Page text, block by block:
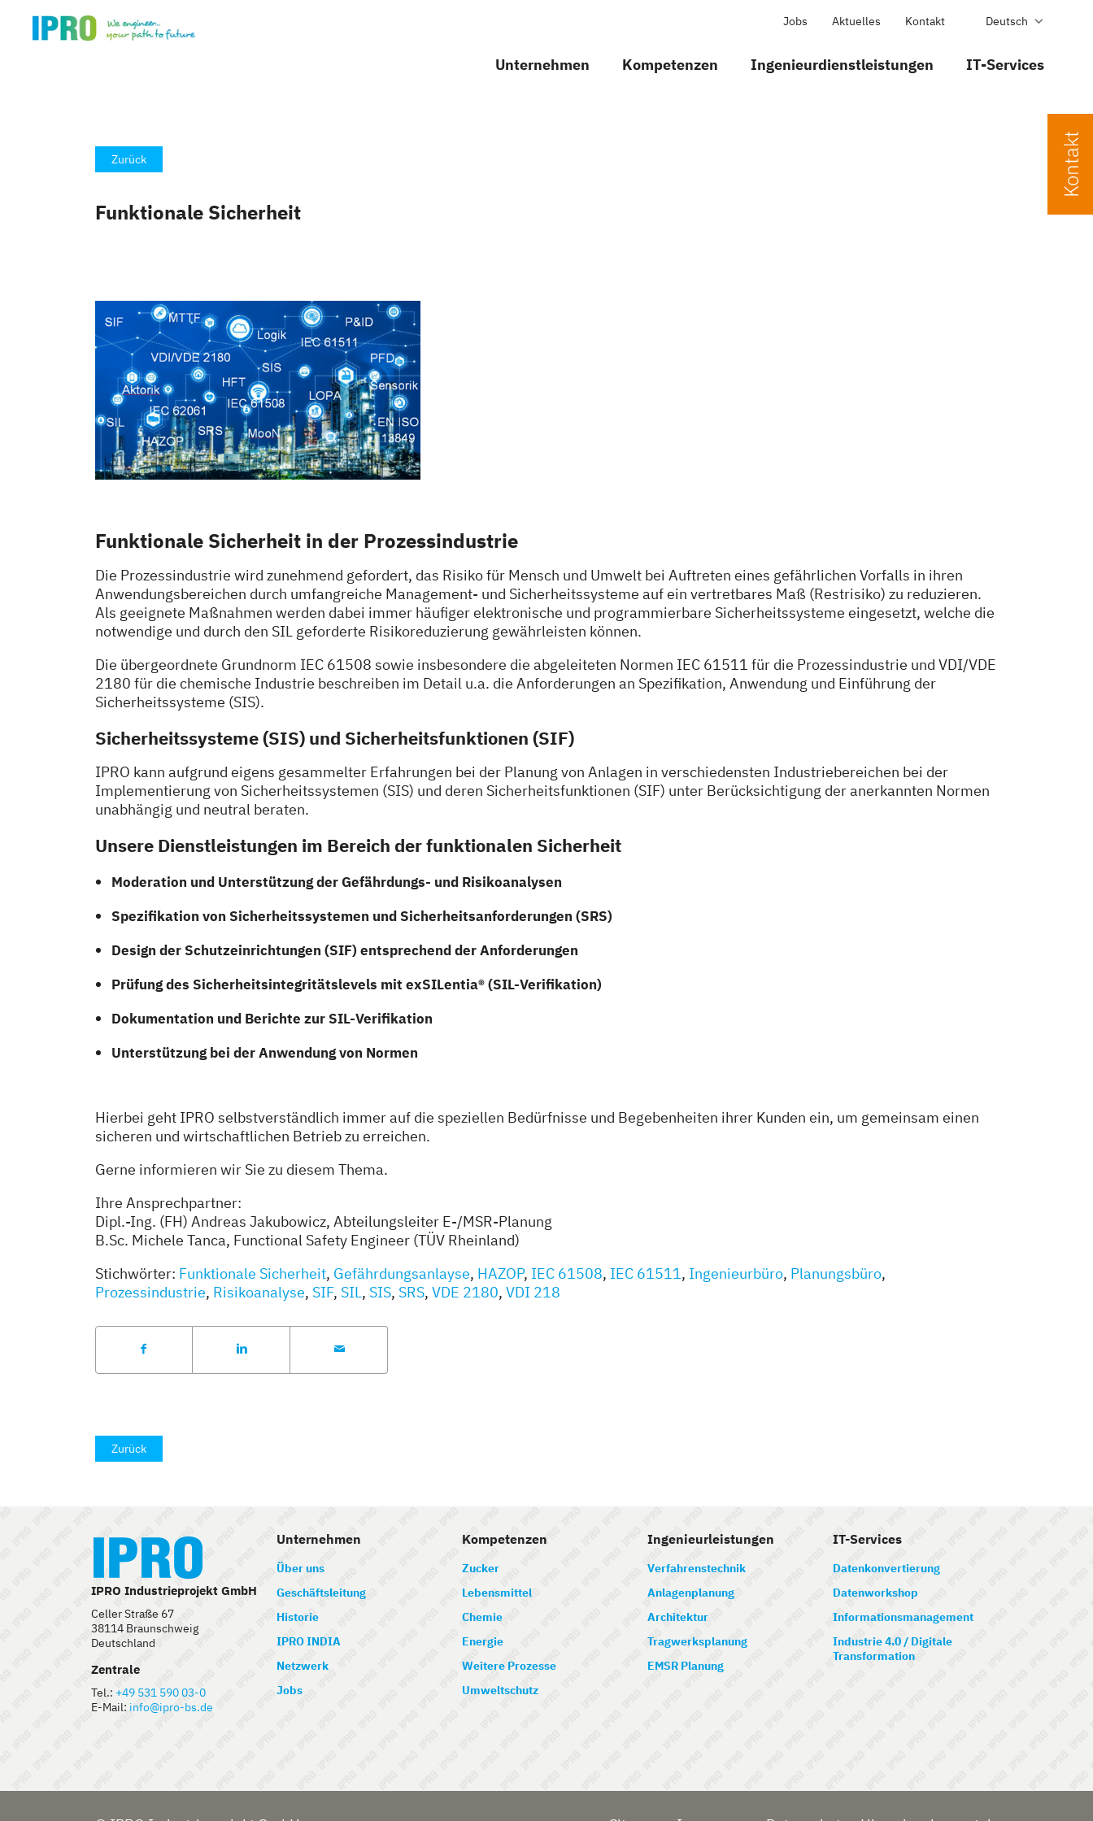
Jobs Aktuelles Kontakt Deutsch
Unternehmen Kompetenzen Ingenieurdienstleistungen IT-Services
Zurück
Funktionale Sicherheit
Funktionale Sicherheit in der Prozessindustrie
Die Prozessindustrie wird zunehmend gefordert, das Risiko für Mensch und Umwelt bei Auftreten eines gefährlichen Vorfalls in ihren
Anwendungsbereichen durch umfangreiche Management- und Sicherheitssysteme auf ein vertretbares Maß (Restrisiko) zu reduzieren.
Als geeignete Maßnahmen werden dabei immer häufiger elektronische und programmierbare Sicherheitssysteme eingesetzt, welche die
notwendige und durch den SIL geforderte Risikoreduzierung gewährleisten können.
Die übergeordnete Grundnorm IEC 61508 sowie insbesondere die abgeleiteten Normen IEC 61511 für die Prozessindustrie und VDI/VDE
2180 für die chemische Industrie beschreiben im Detail u.a. die Anforderungen an Spezifikation, Anwendung und Einführung der
Sicherheitssysteme (SIS).
Sicherheitssysteme (SIS) und Sicherheitsfunktionen (SIF)
IPRO kann aufgrund eigens gesammelter Erfahrungen bei der Planung von Anlagen in verschiedensten Industriebereichen bei der
Implementierung von Sicherheitssystemen (SIS) und deren Sicherheitsfunktionen (SIF) unter Berücksichtigung der anerkannten Normen
unabhängig und neutral beraten.
Unsere Dienstleistungen im Bereich der funktionalen Sicherheit
Moderation und Unterstützung der Gefährdungs- und Risikoanalysen
Spezifikation von Sicherheitssystemen und Sicherheitsanforderungen (SRS)
Design der Schutzeinrichtungen (SIF) entsprechend der Anforderungen
Prüfung des Sicherheitsintegritätslevels mit exSILentia® (SIL-Verifikation)
Dokumentation und Berichte zur SIL-Verifikation
Unterstützung bei der Anwendung von Normen
Hierbei geht IPRO selbstverständlich immer auf die speziellen Bedürfnisse und Begebenheiten ihrer Kunden ein, um gemeinsam einen
sicheren und wirtschaftlichen Betrieb zu erreichen.
Gerne informieren wir Sie zu diesem Thema.
Ihre Ansprechpartner:
Dipl.-Ing. (FH) Andreas Jakubowicz, Abteilungsleiter E-/MSR-Planung
B.Sc. Michele Tanca, Functional Safety Engineer (TÜV Rheinland)
Stichwörter: Funktionale Sicherheit, Gefährdungsanlayse, HAZOP, IEC 61508, IEC 61511 , Ingenieurbüro, Planungsbüro,
Prozessindustrie, Risikoanalyse, SIF, SIL , SIS, SRS, VDE 2180, VDI 218
Zurück
IPRO Industrieprojekt GmbH
Celler Straße 67
38114 Braunschweig
Deutschland
Zentrale
Tel.: +49 531 590 03-0
E-Mail: info@ipro-bs.de
Unternehmen
Über uns
Geschäftsleitung
Historie
IPRO INDIA
Netzwerk
Jobs
Kompetenzen
Zucker
Lebensmittel
Chemie
Energie
Weitere Prozesse
Umweltschutz
Ingenieurleistungen
Verfahrenstechnik
Anlagenplanung
Architektur
Tragwerksplanung
EMSR Planung
IT-Services
Datenkonvertierung
Datenworkshop
Informationsmanagement
Industrie 4.0 / Digitale
Transformation